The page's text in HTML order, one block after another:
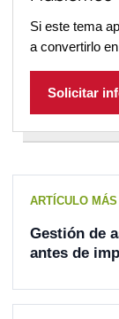
Si este tema
a convertirlo
Solicitar
ARTÍCULO
Gestión de
antes de